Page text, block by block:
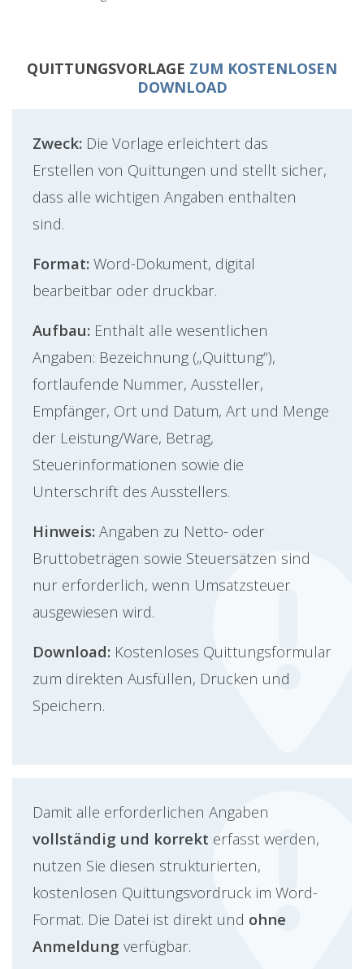
QUITTUNGSVORLAGE ZUM KOSTENLOSEN
DOWNLOAD
Zweck: Die Vorlage erleichtert das
Erstellen von Quittungen und stellt sicher,
dass alle wichtigen Angaben enthalten
sind.
Format: Word-Dokument, digital
bearbeitbar oder druckbar.
Aufbau: Enthält alle wesentlichen
Angaben: Bezeichnung („Quittung“),
fortlaufende Nummer, Aussteller,
Empfänger, Ort und Datum, Art und Menge
der Leistung/Ware, Betrag,
Steuerinformationen sowie die
Unterschrift des Ausstellers.
Hinweis: Angaben zu Netto- oder
Bruttobeträgen sowie Steuersätzen sind
nur erforderlich, wenn Umsatzsteuer
ausgewiesen wird.
Download: Kostenloses Quittungsformular
zum direkten Ausfüllen, Drucken und
Speichern.
Damit alle erforderlichen Angaben
vollständig und korrekt erfasst werden,
nutzen Sie diesen strukturierten,
kostenlosen Quittungsvordruck im Word-
Format. Die Datei ist direkt und ohne
Anmeldung verfügbar.